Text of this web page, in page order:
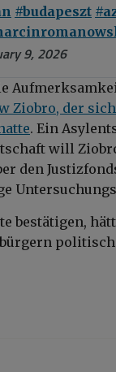
#budapeszt
9, 2026
Ziobro, der
. Ein
will
den
bestätigen,